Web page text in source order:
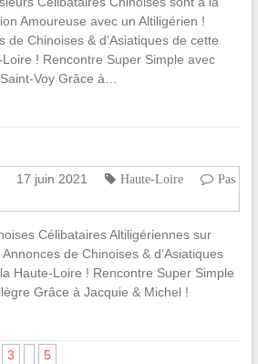
Amoureuse avec un Altiligérien !
de Chinoises & d’Asiatiques de cette
! Rencontre Super Simple avec
Voy Grâce à…
17 juin 2021 Haute-Loire
Pas
Célibataires Altiligériennes sur
de Chinoises & d’Asiatiques
Haute-Loire ! Rencontre Super Simple
Grâce à Jacquie & Michel !
3 5